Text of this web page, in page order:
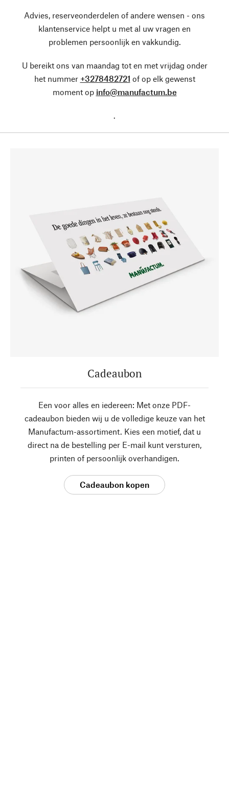
Advies, reserveonderdelen of andere wensen - ons
klantenservice helpt u met al uw vragen en
problemen persoonlijk en vakkundig.
U bereikt ons van maandag tot en met vrijdag onder
het nummer +3278482721 of op elk gewenst
moment op info@manufactum.be
.
Cadeaubon
Een voor alles en iedereen: Met onze PDF-
cadeaubon bieden wij u de volledige keuze van het
Manufactum-assortiment. Kies een motief, dat u
direct na de bestelling per E-mail kunt versturen,
printen of persoonlijk overhandigen.
Cadeaubon kopen